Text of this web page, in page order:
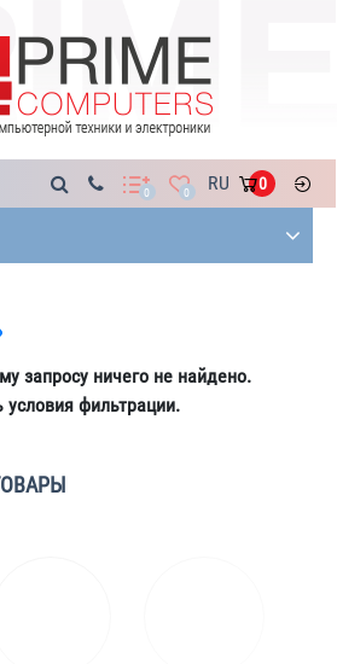
0 0 RU 0
запросу ничего не найдено.
условия фильтрации.